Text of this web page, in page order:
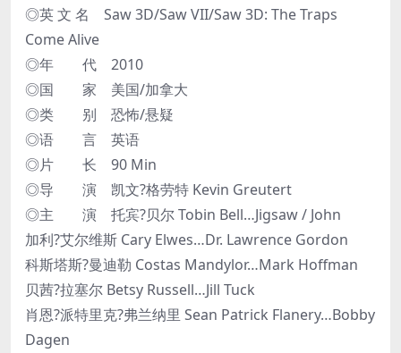
◎英 文 名 Saw 3D/Saw VII/Saw 3D: The Traps
Come Alive
◎年 代 2010
◎国 家 美国/加拿大
◎类 别 恐怖/悬疑
◎语 言 英语
◎片 长 90 Min
◎导 演 凯文?格劳特 Kevin Greutert
◎主 演 托宾?贝尔 Tobin Bell…Jigsaw / John
加利?艾尔维斯 Cary Elwes…Dr. Lawrence Gordon
科斯塔斯?曼迪勒 Costas Mandylor…Mark Hoffman
贝茜?拉塞尔 Betsy Russell…Jill Tuck
肖恩?派特里克?弗兰纳里 Sean Patrick Flanery…Bobby
Dagen